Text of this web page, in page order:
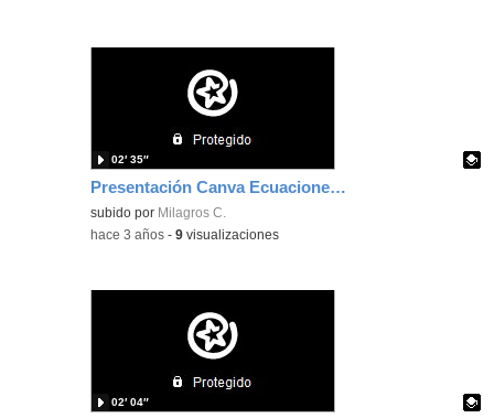
Presentación Canva Ecuaciones de 2º Grado. Milagros Collado
Contenido educativo.
subido por Milagros C.
02′ 35″
-hace 3 años -9 visualizaciones
02′ 04″